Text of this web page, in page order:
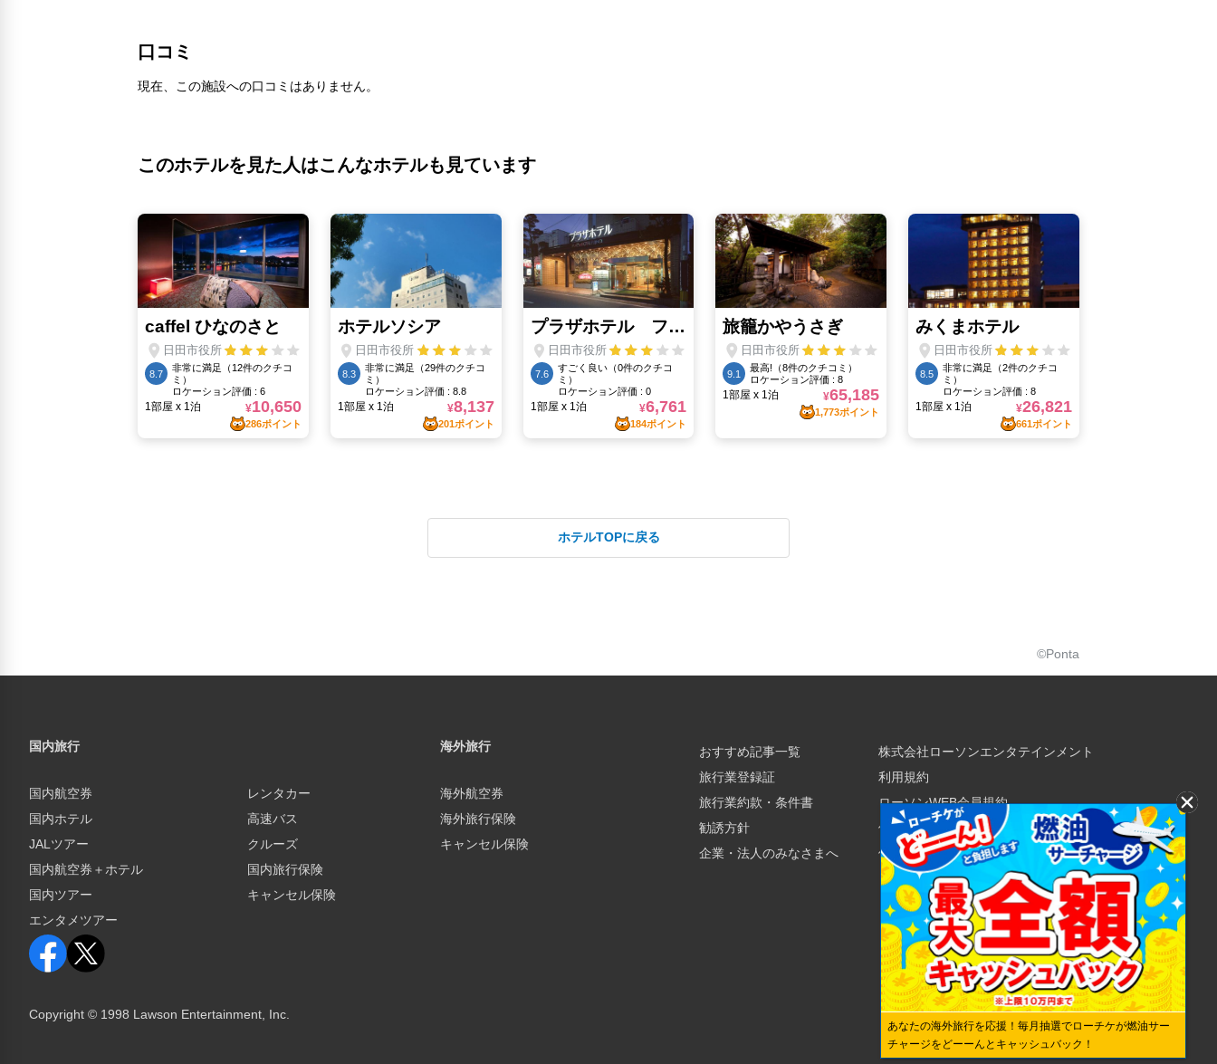
口コミ
現在、この施設への口コミはありません。
このホテルを見た人はこんなホテルも見ています
ホテルTOPに戻る
©Ponta
国内旅行
国内航空券
国内ホテル
JALツアー
国内航空券＋ホテル
国内ツアー
エンタメツアー
レンタカー
高速バス
クルーズ
国内旅行保険
キャンセル保険
海外旅行
海外航空券
海外旅行保険
キャンセル保険
おすすめ記事一覧
旅行業登録証
旅行業約款・条件書
勧誘方針
企業・法人のみなさまへ
株式会社ローソンエンタテインメント
利用規約
ローソンWEB会員規約
個人情報の取り扱いについて
個人情報保護方針
Copyright © 1998 Lawson Entertainment, Inc.
あなたの海外旅行を応援！毎月抽選でローチケが燃油サー
チャージをどーーんとキャッシュバック！